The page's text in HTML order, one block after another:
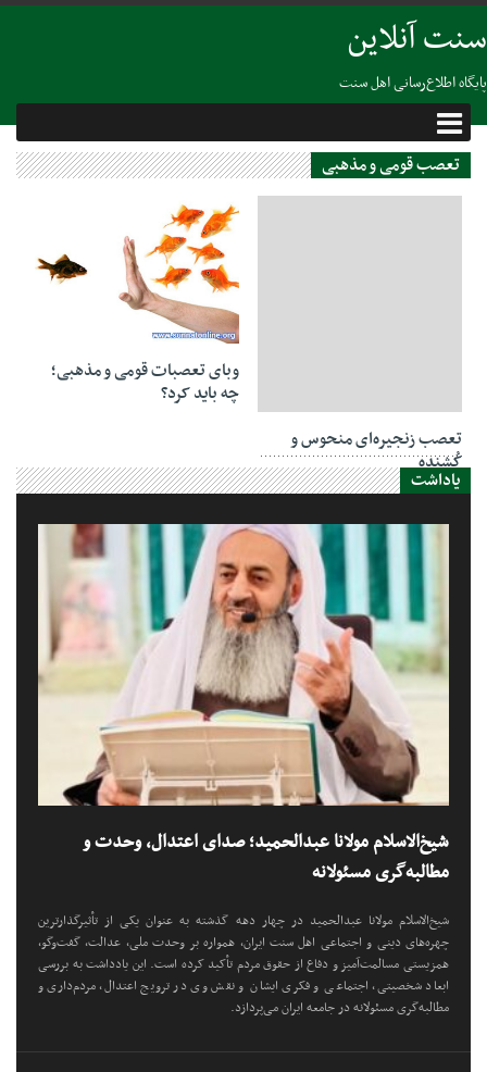
سنت آنلاین
پایگاه اطلاع‌رسانی اهل سنت
تعصب قومی و مذهبی
تعصب زنجیره‌ای منحوس و
کُشنده
30 جولای 2020
وبای تعصبات قومی و مذهبی؛
چه باید کرد؟
یاداشت
شیخ‌الاسلام مولانا عبدالحمید؛ صدای اعتدال، وحدت و
مطالبه‌گری مسئولانه
شیخ‌الاسلام مولانا عبدالحمید در چهار دهه گذشته به عنوان یکی از تأثیرگذارترین
چهره‌های دینی و اجتماعی اهل سنت ایران، همواره بر وحدت ملی، عدالت، گفت‌وگو،
همزیستی مسالمت‌آمیز و دفاع از حقوق مردم تأکید کرده است. این یادداشت به بررسی
ابعاد شخصیتی، اجتماعی و فکری ایشان و نقش وی در ترویج اعتدال، مردم‌داری و
مطالبه‌گری مسئولانه در جامعه ایران می‌پردازد.